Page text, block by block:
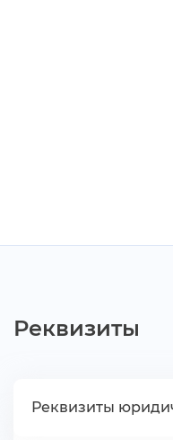
Реквизиты
Реквизиты